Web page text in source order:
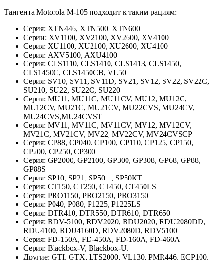
Тангента Motorola M-105 подходит к таким рациям:
Серия: XTN446, XTN500, XTN600
Серии: XV1100, XV2100, XV2600, XV4100
Серия: XU1100, XU2100, XU2600, XU4100
Серия: AXV5100, AXU4100
Серия: CLS1110, CLS1410, CLS1413, CLS1450,
CLS1450C, CLS1450CB, VL50
Серия: SV10, SV11, SV11D, SV21, SV12, SV22, SV22C,
SU210, SU22, SU22C, SU220
Серия: MU11, MU11C, MU11CV, MU12, MU12C,
MU12CV, MU21C, MU21CV, MU22CVS, MU24CV,
MU24CVS,MU24CVST
Серия: MV11, MV11C, MV11CV, MV12, MV12CV,
MV21C, MV21CV, MV22, MV22CV, MV24CVSCP
Серия: CP88, CP040. CP100, CP110, CP125, CP150,
CP200, CP250, CP300
Серия: GP2000, GP2100, GP300, GP308, GP68, GP88,
GP88S
Серия: SP10, SP21, SP50 +, SP50КТ
Серия: CT150, CT250, CT450, CT450LS
Серия: PRO1150, PRO2150, PRO3150
Серия: P040, P080, P1225, P1225LS
Серия: DTR410, DTR550, DTR610, DTR650
Серия: RDV-5100, RDV2020, RDU2020, RDU2080DD,
RDU4100, RDU4160D, RDV2080D, RDV5100
Серия: FD-150A, FD-450A, FD-160A, FD-460A
Серия: Blackbox-V, Blackbox-U.
Другие: GTI, GTX, LTS2000, VL130, PMR446, ECP100,